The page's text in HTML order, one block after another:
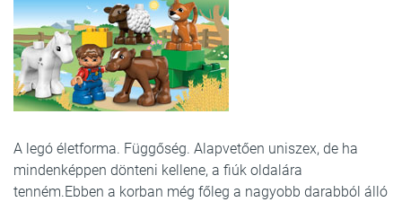
A legó életforma. Függőség. Alapvetően uniszex, de ha
mindenképpen dönteni kellene, a fiúk oldalára
tenném.Ebben a korban még főleg a nagyobb darabból álló